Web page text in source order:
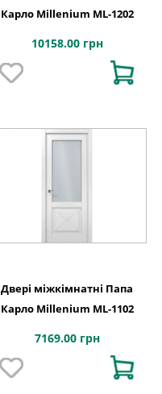
Карло Millenium ML-1202
10158.00 грн
Двері міжкімнатні Папа
Карло Millenium ML-1102
7169.00 грн